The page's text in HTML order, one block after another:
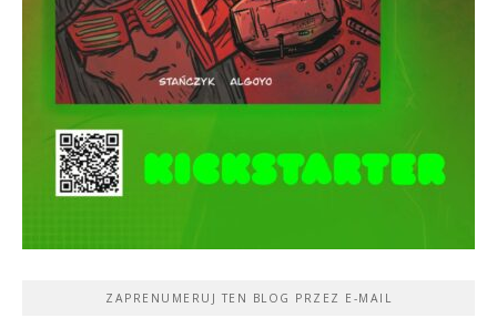
ZAPRENUMERUJ TEN BLOG PRZEZ E-MAIL